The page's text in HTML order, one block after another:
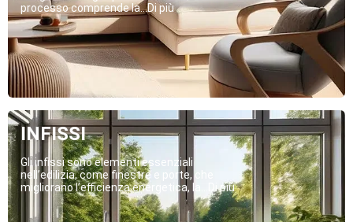
processo comprende la...Di più
INFISSI
Gli infissi sono elementi essenziali
nell’edilizia, come finestre e porte, che
migliorano l’efficienza energetica, la...Di più